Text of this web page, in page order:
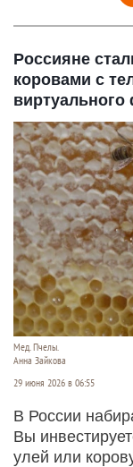
Россияне
коровами с
Мед. Пчелы.
Анна Зайкова
29 июня 2026 в 06:55
В России
Вы
улей или